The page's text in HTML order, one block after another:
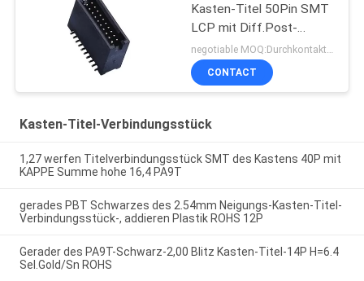
Kasten-Titel 50Pin SMT
LCP mit Diff.Post-
Hochtemperaturmaterial
ROHS
negotiable MOQ:Durchkontaktierung
CONTACT
Kasten-Titel-Verbindungsstück
1,27 werfen Titelverbindungsstück SMT des Kastens 40P mit
KAPPE Summe hohe 16,4 PA9T
gerades PBT Schwarzes des 2.54mm Neigungs-Kasten-Titel-
Verbindungsstück-, addieren Plastik ROHS 12P
Gerader des PA9T-Schwarz-2,00 Blitz Kasten-Titel-14P H=6.4
Sel.Gold/Sn ROHS